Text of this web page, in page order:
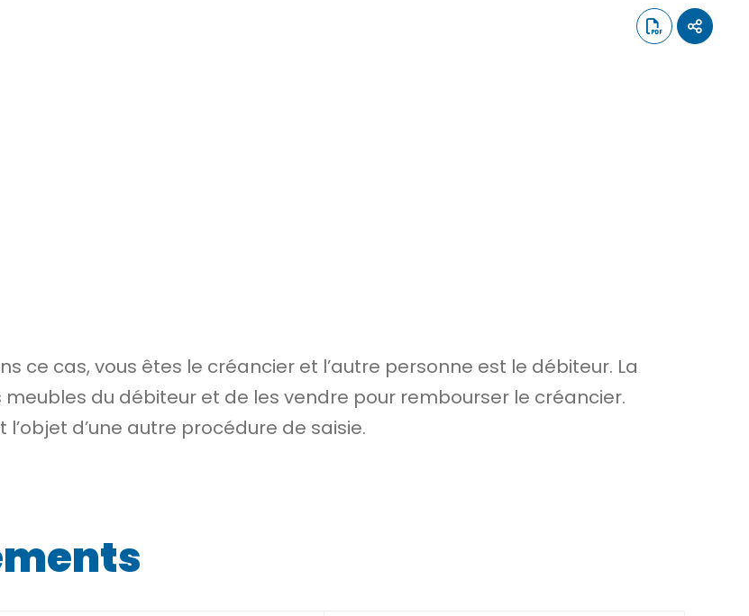
ce cas, vous êtes le créancier et l’autre personne est le débiteur. La
meubles du débiteur et de les vendre pour rembourser le créancier.
d’une autre procédure de saisie.